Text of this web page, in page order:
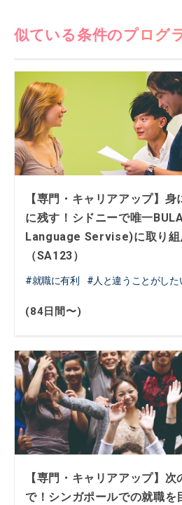
似ている条件のプログ
【専門・キャリアアップ】
に残す！シドニーで唯一
Language Servise)に取り組
（SA123）
就職に有利 人と違うことがした
(84日間〜)
【専門・キャリアアップ】
で！シンガポールでの就職を